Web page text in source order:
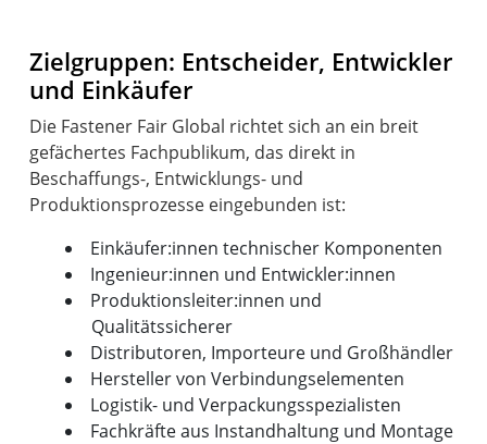
Zielgruppen: Entscheider, Entwickler
und Einkäufer
Die Fastener Fair Global richtet sich an ein breit
gefächertes Fachpublikum, das direkt in
Beschaffungs-, Entwicklungs- und
Einkäufer:innen technischer Komponenten
Ingenieur:innen und Entwickler:innen
Produktionsleiter:innen und
Qualitätssicherer
Distributoren, Importeure und Großhändler
Hersteller von Verbindungselementen
Logistik- und Verpackungsspezialisten
Fachkräfte aus Instandhaltung und Montage